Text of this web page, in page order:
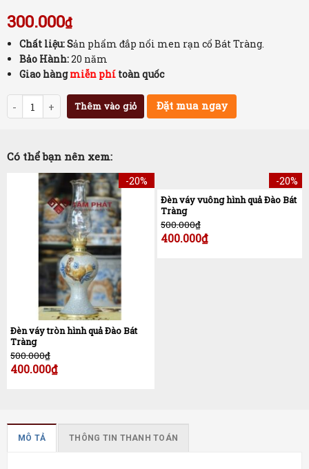
300.000₫
Chất liệu: Sản phẩm đắp nổi men rạn cổ Bát Tràng.
Bảo Hành:20 năm
Giao hàngmiễn phí toàn quốc
Số lượng Thêm vào giỏ Đặt mua ngay
Có thể bạn nên xem:
-20%
Đèn váy tròn hình quả Đào Bát
Tràng
500.000₫
400.000₫
-20%
Đèn váy vuông hình quả Đào Bát
Tràng
500.000₫
400.000₫
MÔ TẢ THÔNG TIN THANH TOÁN